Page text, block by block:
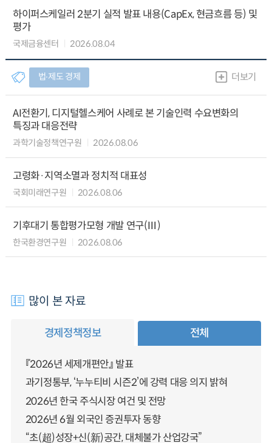
하이퍼스케일러 2분기 실적 발표 내용(CapEx, 현금흐름 등) 및
평가
국제금융센터 2026.08.04
법∙제도 경제 더보기
AI전환기, 디지털헬스케어 사례로 본 기술인력 수요변화의
특징과 대응전략
과학기술정책연구원 2026.08.06
고령화·지역소멸과 정치적 대표성
국회미래연구원 2026.08.06
기후대기 통합평가모형 개발 연구(Ⅲ)
한국환경연구원 2026.08.06
많이 본 자료
경제정책정보 전체
『2026년 세제개편안』 발표
과기정통부, ‘누누티비 시즌2’에 강력 대응 의지 밝혀
2026년 한국 주식시장 여건 및 전망
2026년 6월 외국인 증권투자 동향
“초(超)성장+신(新)공간, 대체불가 산업강국”